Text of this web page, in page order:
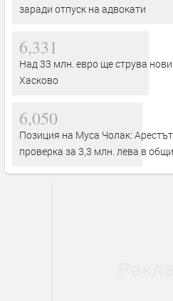
заради отпуск на адвокати
6,331
Над 33 млн. евро ще струва
Хасково
6,050
Позиция на Муса Чолак:
проверка за 3,3 млн. лева в